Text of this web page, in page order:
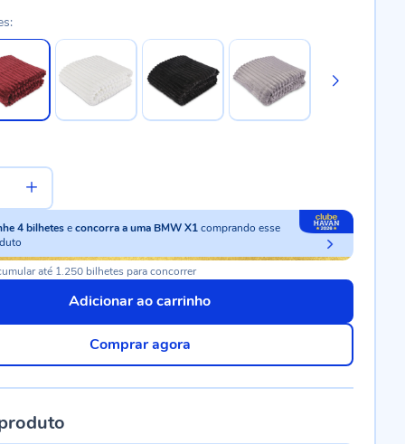
4 bilhetes econcorra a uma BMW X1comprando esse
até 1.250 bilhetes para concorrer
Adicionar ao carrinho
Comprar agora